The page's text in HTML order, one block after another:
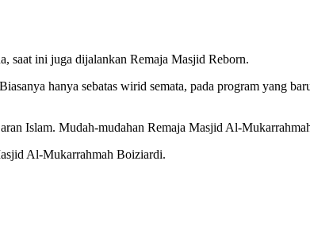
saat ini juga dijalankan Remaja Masjid Reborn.
hanya sebatas wirid semata, pada program yang
Islam. Mudah-mudahan Remaja Masjid Al-
Al-Mukarrahmah Boiziardi.